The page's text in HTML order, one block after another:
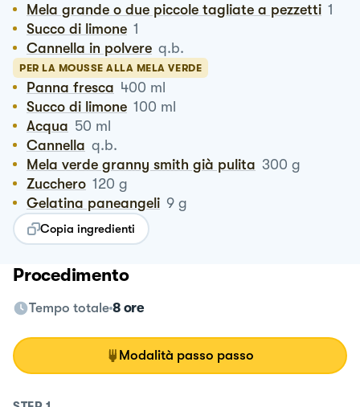
Mela grande o due piccole tagliate a pezzetti 1
Succo di limone 1
Cannella in polvere q.b.
PER LA MOUSSE ALLA MELA VERDE
Panna fresca 400 ml
Succo di limone 100 ml
Acqua 50 ml
Cannella q.b.
Mela verde granny smith già pulita 300 g
Zucchero 120 g
Gelatina paneangeli 9 g
Copia ingredienti
Procedimento
Tempo totale 8 ore
Modalità passo passo